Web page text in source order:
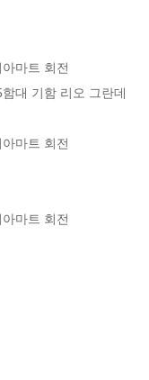
마트 회전
대 기함 리오 그란데
마트 회전
마트 회전